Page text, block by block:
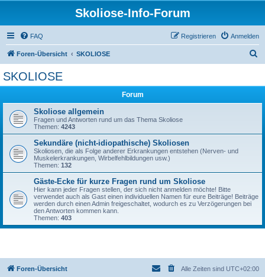
Skoliose-Info-Forum
FAQ Anmelden
Registrieren
Foren-Übersicht SKOLIOSE
SKOLIOSE
Forum
Skoliose allgemein
Fragen und Antworten rund um das Thema Skoliose
Themen: 4243
Sekundäre (nicht-idiopathische) Skoliosen
Skoliosen, die als Folge anderer Erkrankungen entstehen (Nerven- und
Muskelerkrankungen, Wirbelfehlbildungen usw.)
Themen: 132
Gäste-Ecke für kurze Fragen rund um Skoliose
Hier kann jeder Fragen stellen, der sich nicht anmelden möchte! Bitte
verwendet auch als Gast einen individuellen Namen für eure Beiträge! Beiträge
werden durch einen Admin freigeschaltet, wodurch es zu Verzögerungen bei
den Antworten kommen kann.
Themen: 403
Foren-Übersicht Alle Zeiten sind UTC+02:00